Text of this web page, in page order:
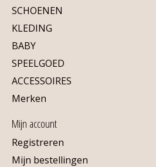
SCHOENEN
KLEDING
BABY
SPEELGOED
ACCESSOIRES
Merken
Mijn account
Registreren
Mijn bestellingen